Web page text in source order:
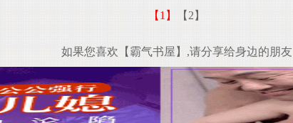
【1】 【2】
如果您喜欢【霸气书屋】,请分享给身边的朋友